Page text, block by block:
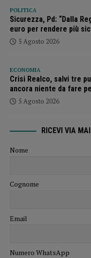
POLITICA
Sicurezza, Pd: “Dalla
euro per rendere più
5 Agosto 2026
ECONOMIA
Crisi Realco, salvi tre
ancora niente da fare
5 Agosto 2026
RICEVI VIA
Nome
Cognome
Email
Numero WhatsApp